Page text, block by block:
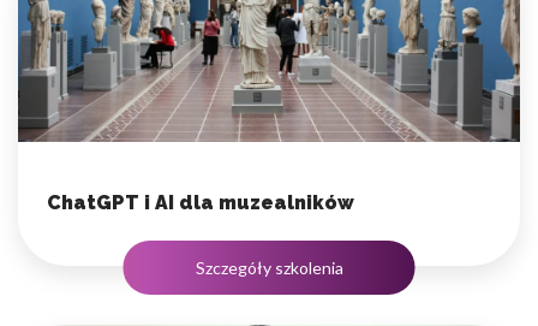
ChatGPT i AI dla muzealników
Szczegóły szkolenia